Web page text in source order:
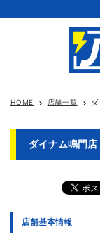
HOME keyboard_arrow_right 店舗一覧 keyboard_arrow_right
ダイナム鳴門店
店舗基本情報